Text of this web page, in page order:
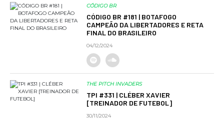
CÓDIGO BR
CÓDIGO BR #181 | BOTAFOGO
CAMPEÃO DA LIBERTADORES E RETA
FINAL DO BRASILEIRO
04/12/2024
THE PITCH INVADERS
TPI #331 | CLÉBER XAVIER
[TREINADOR DE FUTEBOL]
30/11/2024